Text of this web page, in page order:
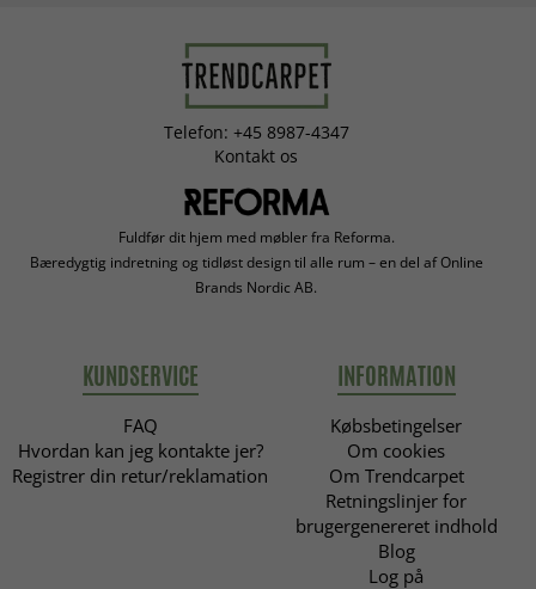
Telefon: +45 8987-4347
Kontakt os
Fuldfør dit hjem med møbler fra Reforma.
Bæredygtig indretning og tidløst design til alle rum – en del af Online
Brands Nordic AB.
KUNDSERVICE
FAQ
Hvordan kan jeg kontakte jer?
Registrer din retur/reklamation
INFORMATION
Købsbetingelser
Om cookies
Om Trendcarpet
Retningslinjer for
brugergenereret indhold
Blog
Log på